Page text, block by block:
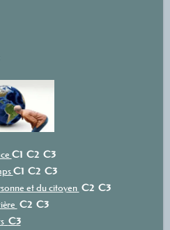
C1 C2 C3
C1 C2 C3
et du citoyen C2 C3
C2 C3
C3